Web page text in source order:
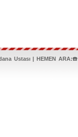
Ustası | HEMEN